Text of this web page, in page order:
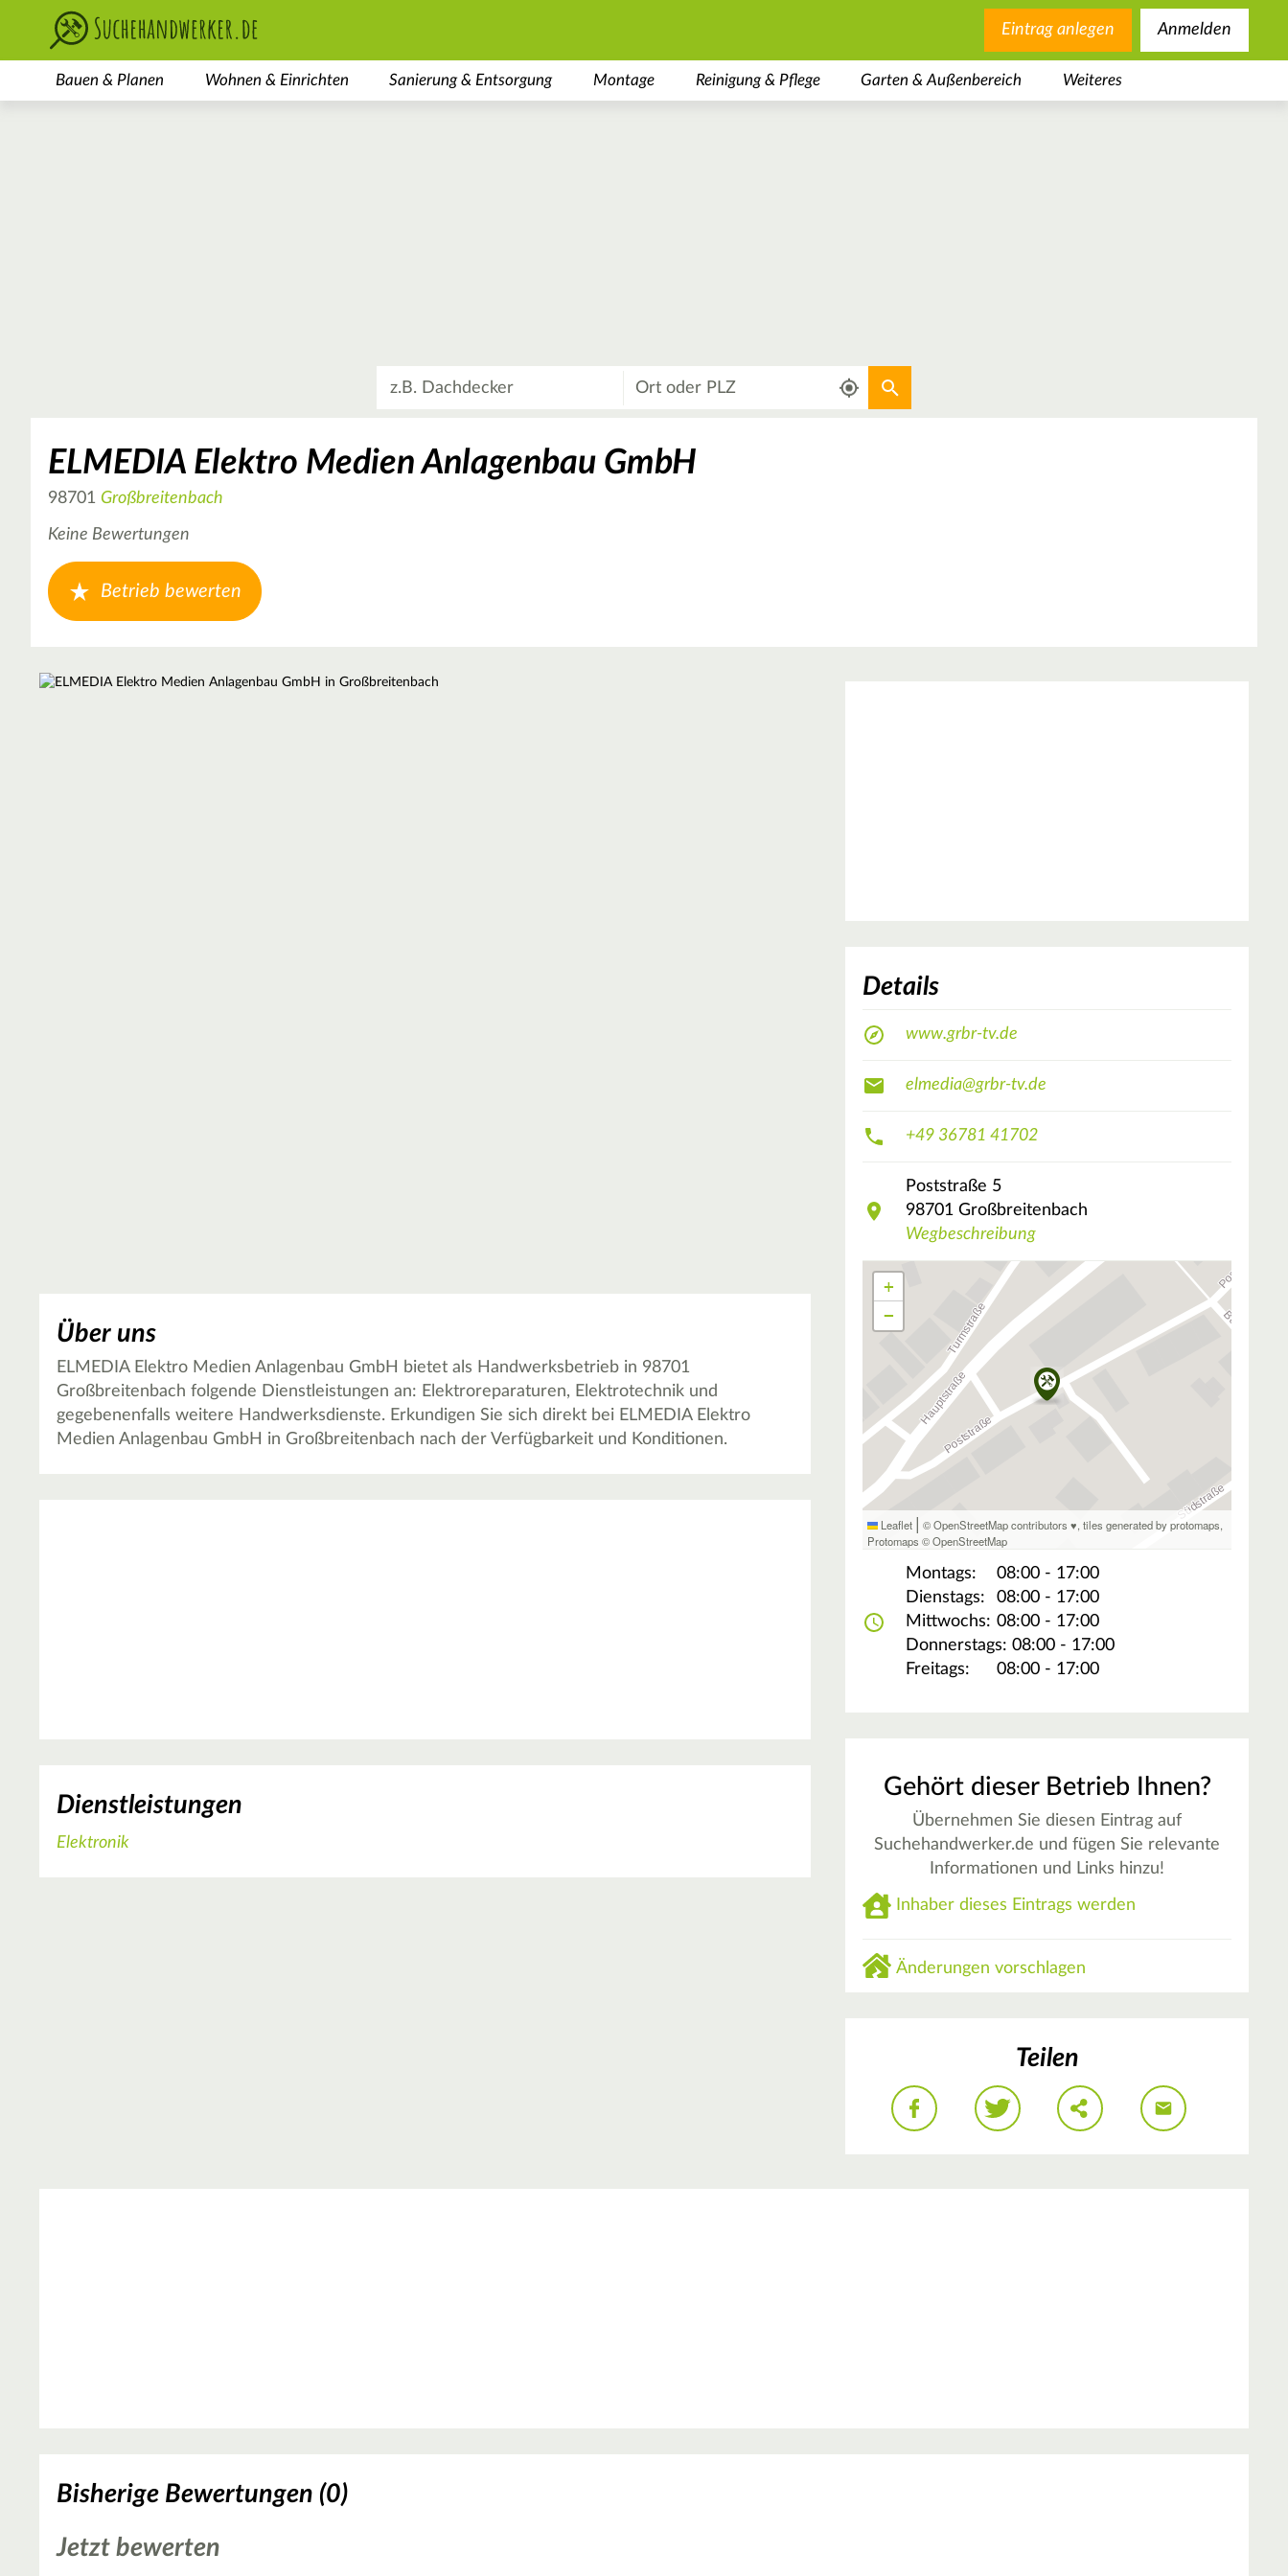
Eintrag anlegen Anmelden
Bauen & Planen Wohnen & Einrichten Sanierung & Entsorgung Montage Reinigung & Pflege Garten & Außenbereich Weiteres
Aktuellen Standort verwenden
ELMEDIA Elektro Medien Anlagenbau GmbH
98701 Großbreitenbach
Keine Bewertungen
Betrieb bewerten
Über uns
ELMEDIA Elektro Medien Anlagenbau GmbH bietet als Handwerksbetrieb in 98701
Großbreitenbach folgende Dienstleistungen an: Elektroreparaturen, Elektrotechnik und
gegebenenfalls weitere Handwerksdienste. Erkundigen Sie sich direkt bei ELMEDIA Elektro
Medien Anlagenbau GmbH in Großbreitenbach nach der Verfügbarkeit und Konditionen.
Dienstleistungen
Elektronik
Details
www.grbr-tv.de
elmedia@grbr-tv.de
+49 36781 41702
Poststraße 5
98701 Großbreitenbach
Wegbeschreibung
+
−
Leaflet | © OpenStreetMap contributors ♥,tiles generated by protomaps,
Protomaps ©OpenStreetMap
Montags:
08:00 - 17:00
Dienstags:
08:00 - 17:00
Mittwochs: 08:00 - 17:00
Donnerstags: 08:00 - 17:00
Freitags:
08:00 - 17:00
Gehört dieser Betrieb Ihnen?
Übernehmen Sie diesen Eintrag auf
Suchehandwerker.de und fügen Sie relevante
Informationen und Links hinzu!
Inhaber dieses Eintrags werden
Änderungen vorschlagen
Teilen
Bisherige Bewertungen (0)
Jetzt bewerten